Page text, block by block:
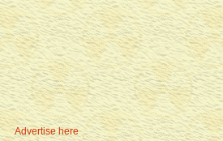
Advertise here